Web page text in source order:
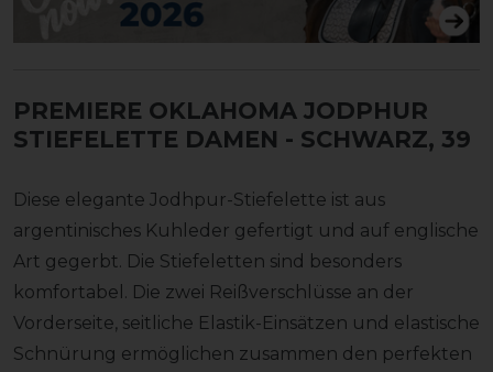
PREMIERE OKLAHOMA JODPHUR
STIEFELETTE DAMEN - SCHWARZ, 39
Diese elegante Jodhpur-Stiefelette ist aus
argentinisches Kuhleder gefertigt und auf englische
Art gegerbt. Die Stiefeletten sind besonders
komfortabel. Die zwei Reißverschlüsse an der
Vorderseite, seitliche Elastik-Einsätzen und elastische
Schnürung ermöglichen zusammen den perfekten